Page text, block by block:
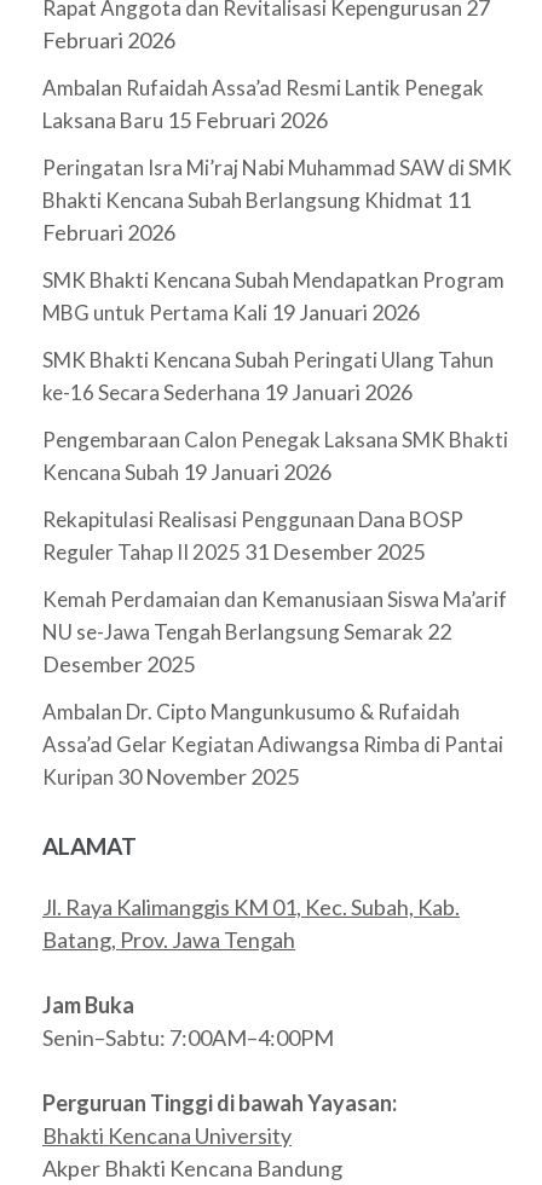
Rapat Anggota dan Revitalisasi Kepengurusan 27
Februari 2026
Ambalan Rufaidah Assa’ad Resmi Lantik Penegak
Laksana Baru 15 Februari 2026
Peringatan Isra Mi’raj Nabi Muhammad SAW di SMK
Bhakti Kencana Subah Berlangsung Khidmat 11
Februari 2026
SMK Bhakti Kencana Subah Mendapatkan Program
MBG untuk Pertama Kali 19 Januari 2026
SMK Bhakti Kencana Subah Peringati Ulang Tahun
ke-16 Secara Sederhana 19 Januari 2026
Pengembaraan Calon Penegak Laksana SMK Bhakti
Kencana Subah 19 Januari 2026
Rekapitulasi Realisasi Penggunaan Dana BOSP
Reguler Tahap II 2025 31 Desember 2025
Kemah Perdamaian dan Kemanusiaan Siswa Ma’arif
NU se-Jawa Tengah Berlangsung Semarak 22
Desember 2025
Ambalan Dr. Cipto Mangunkusumo & Rufaidah
Assa’ad Gelar Kegiatan Adiwangsa Rimba di Pantai
Kuripan 30 November 2025
ALAMAT
Jl. Raya Kalimanggis KM 01, Kec. Subah, Kab.
Batang, Prov. Jawa Tengah
Jam Buka
Senin–Sabtu: 7:00AM–4:00PM
Perguruan Tinggi di bawah Yayasan:
Bhakti Kencana University
Akper Bhakti Kencana Bandung